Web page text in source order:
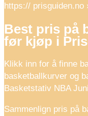
https:// prisguiden.no
Best pris på
før kjøp i
Klikk inn for å finne
basketballkurver og
Basketstativ NBA
Sammenlign pris på